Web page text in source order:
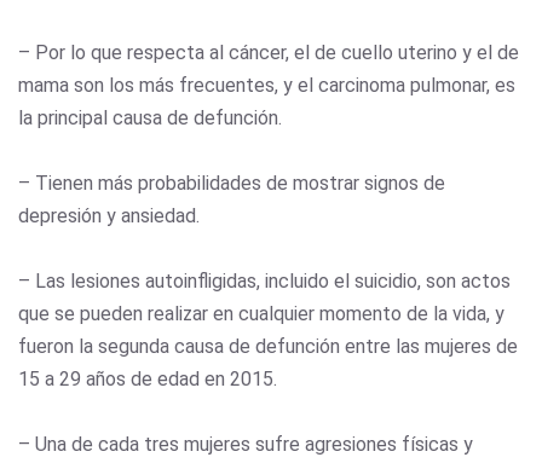
– Por lo que respecta al cáncer, el de cuello uterino y el de
mama son los más frecuentes, y el carcinoma pulmonar, es
la principal causa de defunción.
– Tienen más probabilidades de mostrar signos de
depresión y ansiedad.
– Las lesiones autoinfligidas, incluido el suicidio, son actos
que se pueden realizar en cualquier momento de la vida, y
fueron la segunda causa de defunción entre las mujeres de
15 a 29 años de edad en 2015.
– Una de cada tres mujeres sufre agresiones físicas y